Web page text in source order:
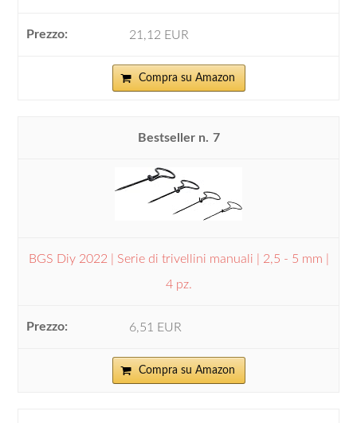
21,12 EUR
Compra su Amazon
7
BGS Diy 2022 | Serie di trivellini manuali | 2,5 - 5 mm |
4 pz.
6,51 EUR
Compra su Amazon